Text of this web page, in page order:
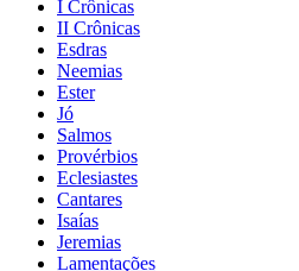
I Crônicas
II Crônicas
Esdras
Neemias
Ester
Jó
Salmos
Provérbios
Eclesiastes
Cantares
Isaías
Jeremias
Lamentações